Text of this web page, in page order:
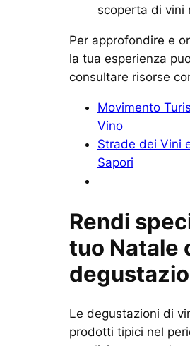
scoperta di vini
Per approfondire e
la tua esperienza
consultare risorse
Movimento
Vino
Strade dei Vini
Sapori
Rendi
tuo Natale
Le degustazioni di
prodotti tipici nel